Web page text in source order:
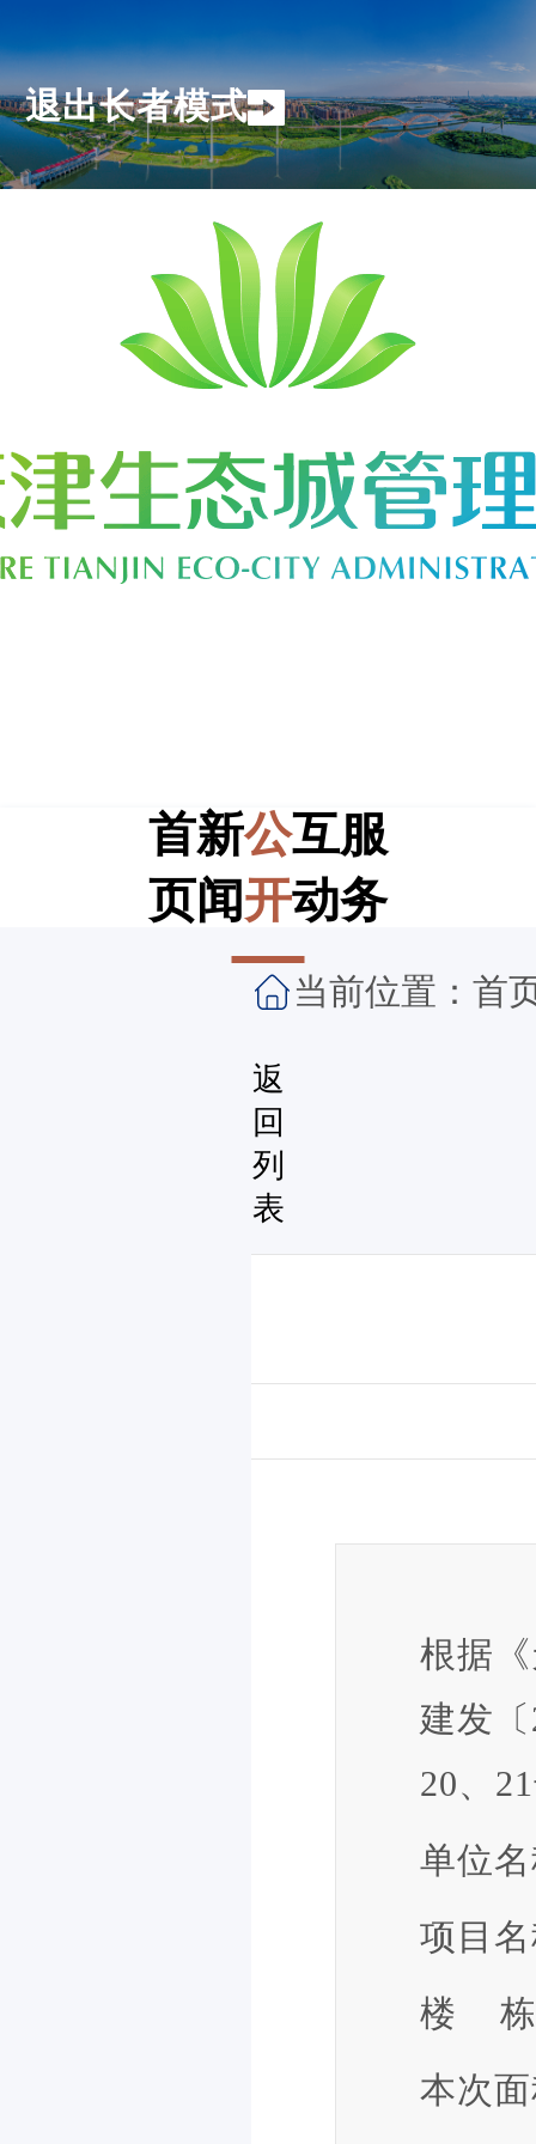
退出长者模式
首
页
新
闻
公
开
互
动
服
务
当前位置： 首
返
回
列
表
根据
建发
20、
单位
项目
楼 栋
本次